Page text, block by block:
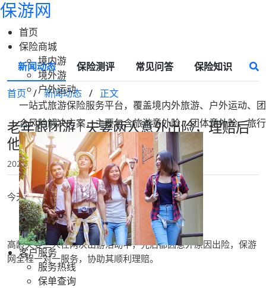
保游网
首页
保险商城
境内游
境外游
户外运动
一站式旅游保险服务平台，覆盖境内外旅游、户外运动、
合风险解决方案，主要包含旅游意外险、团体意外险、旅
客户服务
服务热线
保单查询
新闻动态 保险测评 常见问答 保险知识
首页 / 新闻动态 / 正文
老年跟团游 | 夫妻两人意外出险，理赔后
他们在信里这样说！
2023-11-29 16:10 保游网
今天分享一封特别的表扬信：
高龄夫妻二人在两次出游活动中，先后都因意外原因出险，保游
网全程一对一服务，协助其顺利理赔。